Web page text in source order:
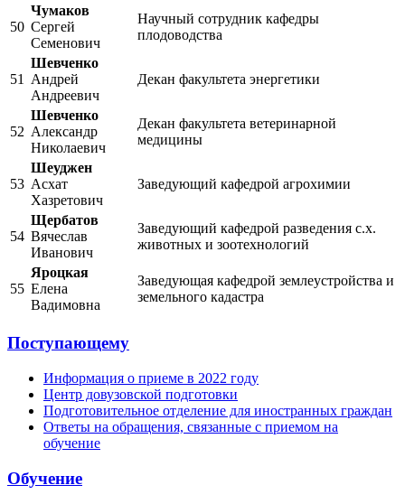
50
Чумаков
Сергей
Семенович
Научный сотрудник кафедры
плодоводства
51
Шевченко
Андрей
Андреевич
Декан факультета энергетики
52
Шевченко
Александр
Николаевич
Декан факультета ветеринарной
медицины
53
Шеуджен
Асхат
Хазретович
Заведующий кафедрой агрохимии
54
Щербатов
Вячеслав
Иванович
Заведующий кафедрой разведения с.х.
животных и зоотехнологий
55
Яроцкая
Елена
Вадимовна
Заведующая кафедрой землеустройства и
земельного кадастра
Поступающему
Информация о приеме в 2022 году
Центр довузовской подготовки
Подготовительное отделение для иностранных граждан
Ответы на обращения, связанные с приемом на
обучение
Обучение